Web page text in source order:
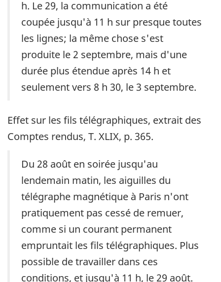
h. Le 29, la communication a été
coupée jusqu'à 11 h sur presque toutes
les lignes; la même chose s'est
produite le 2 septembre, mais d'une
durée plus étendue après 14 h et
seulement vers 8 h 30, le 3 septembre.
Effet sur les fils télégraphiques, extrait des
Comptes rendus, T. XLIX, p. 365.
Du 28 août en soirée jusqu'au
lendemain matin, les aiguilles du
télégraphe magnétique à Paris n'ont
pratiquement pas cessé de remuer,
comme si un courant permanent
empruntait les fils télégraphiques. Plus
possible de travailler dans ces
conditions, et jusqu'à 11 h, le 29 août.